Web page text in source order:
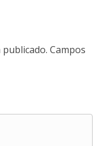
Campos